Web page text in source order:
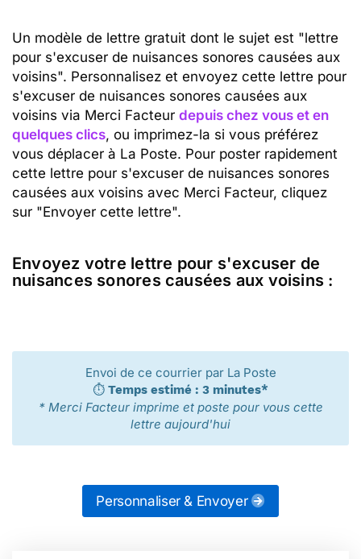
Un modèle de lettre gratuit dont le sujet est "lettre
pour s'excuser de nuisances sonores causées aux
voisins". Personnalisez et envoyez cette lettre pour
s'excuser de nuisances sonores causées aux
voisins via Merci Facteur depuis chez vous et en
quelques clics, ou imprimez-la si vous préférez
vous déplacer à La Poste. Pour poster rapidement
cette lettre pour s'excuser de nuisances sonores
causées aux voisins avec Merci Facteur, cliquez
sur "Envoyer cette lettre".
Envoyez votre lettre pour s'excuser de
nuisances sonores causées aux voisins :
Envoi de ce courrier par La Poste
⏱️ Temps estimé : 3 minutes*
* Merci Facteur imprime et poste pour vous cette
lettre aujourd'hui
Personnaliser & Envoyer